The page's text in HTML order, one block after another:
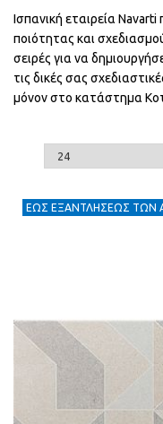
Ισπανική εταιρεία
ποιότητας και
σειρές για να
τις δικές σας
μόνον στο κατάστημα
ΕΩΣ ΕΞΑΝΤΛΗΣΕΩΣ ΤΩΝ